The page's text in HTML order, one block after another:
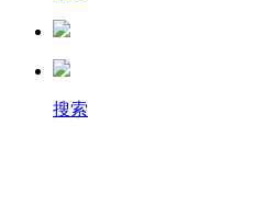
搜索